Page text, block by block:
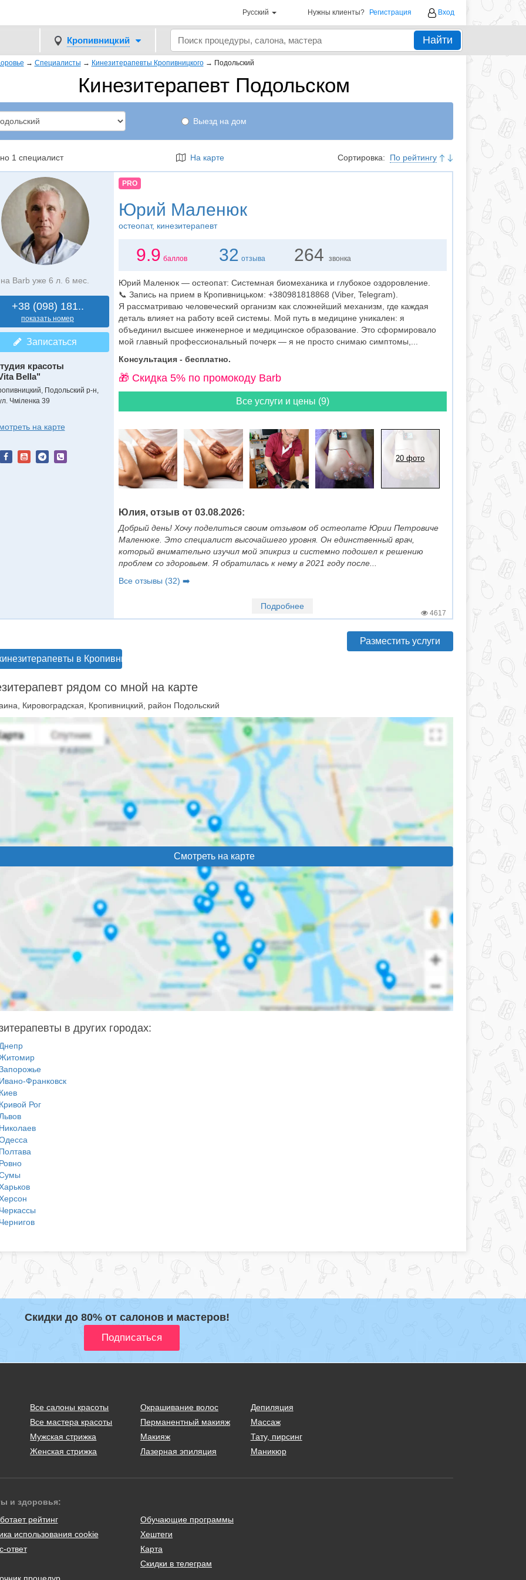
Русский Нужны клиенты? Регистрация Вход
Кропивницкий Найти
→ Специалисты → Кинезитерапевты Кропивницкого → Подольский
Кинезитерапевт Подольском
Выезд на дом
1 специалист На карте Сортировка: По рейтингу
на Barb уже 6 л. 6 мес.
+38 (098) 181..
показать номер
Записаться
красоты
Bella"
Подольский р-н,
Чміленка 39
на карте
PRO
Юрий Маленюк
остеопат, кинезитерапевт
9.9 баллов 32 отзыва 264 звонка
Юрий Маленюк — остеопат: Системная биомеханика и глубокое оздоровление.
📞 Запись на прием в Кропивницьком: +380981818868 (Viber, Telegram).
Я рассматриваю человеческий организм как сложнейший механизм, где каждая
деталь влияет на работу всей системы. Мой путь в медицине уникален: я
объединил высшее инженерное и медицинское образование. Это сформировало
мой главный профессиональный почерк — я не просто снимаю симптомы,...
Консультация - бесплатно.
🎁 Cкидка 5% по промокоду Barb
Все услуги и цены (9)
20 фото
Юлия, отзыв от 03.08.2026:
Добрый день! Хочу поделиться своим отзывом об остеопате Юрии Петровиче
Маленюке. Это специалист высочайшего уровня. Он единственный врач,
который внимательно изучил мой эпикриз и системно подошел к решению
проблем со здоровьем. Я обратилась к нему в 2021 году после...
Все отзывы (32) ➡️
Подробнее
4617
в Кропивницком
Разместить услуги
рядом со мной на карте
Кировоградская, Кропивницкий, район Подольский
Смотреть на карте
в других городах:
Франковск
Рог
Скидки до 80% от салонов и мастеров!
Все салоны красоты
Все мастера красоты
Мужская стрижка
Женская стрижка
Окрашивание волос
Перманентный макияж
Макияж
Лазерная эпиляция
Депиляция
Массаж
Тату, пирсинг
Маникюр
и здоровья:
рейтинг
использования cookie
ответ
процедур
Обучающие программы
Хештеги
Карта
Скидки в телеграм